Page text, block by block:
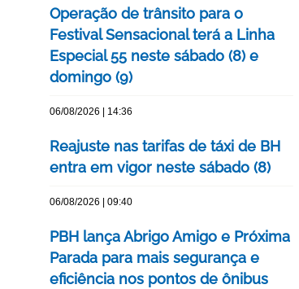
Operação de trânsito para o
Festival Sensacional terá a Linha
Especial 55 neste sábado (8) e
domingo (9)
06/08/2026 | 14:36
Reajuste nas tarifas de táxi de BH
entra em vigor neste sábado (8)
06/08/2026 | 09:40
PBH lança Abrigo Amigo e Próxima
Parada para mais segurança e
eficiência nos pontos de ônibus